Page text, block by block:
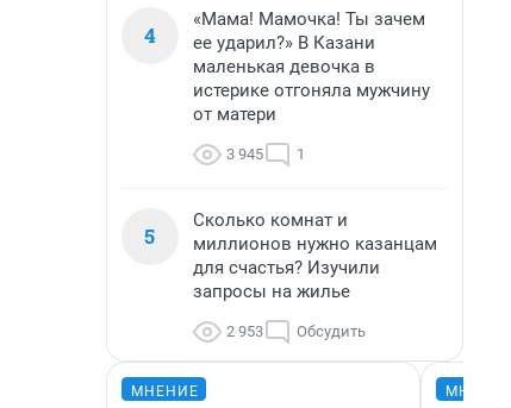
4
«Мама! Мамочка! Ты зачем
ее ударил?» В Казани
маленькая девочка в
истерике отгоняла мужчину
от матери
3 945 1
5
Сколько комнат и
миллионов нужно казанцам
для счастья? Изучили
запросы на жилье
2 953 Обсудить
МНЕНИЕ